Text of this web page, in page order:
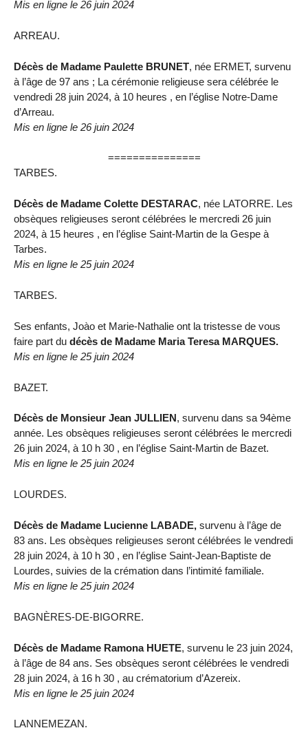
Mis en ligne le 26 juin 2024
ARREAU.
Décès de Madame Paulette BRUNET, née ERMET, survenu
à l’âge de 97 ans ; La cérémonie religieuse sera célébrée le
vendredi 28 juin 2024, à 10 heures , en l’église Notre-Dame
d’Arreau.
Mis en ligne le 26 juin 2024
===============
TARBES.
Décès de Madame Colette DESTARAC, née LATORRE. Les
obsèques religieuses seront célébrées le mercredi 26 juin
2024, à 15 heures , en l’église Saint-Martin de la Gespe à
Tarbes.
Mis en ligne le 25 juin 2024
TARBES.
Ses enfants, Joào et Marie-Nathalie ont la tristesse de vous
faire part du décès de Madame Maria Teresa MARQUES.
Mis en ligne le 25 juin 2024
BAZET.
Décès de Monsieur Jean JULLIEN, survenu dans sa 94ème
année. Les obsèques religieuses seront célébrées le mercredi
26 juin 2024, à 10 h 30 , en l’église Saint-Martin de Bazet.
Mis en ligne le 25 juin 2024
LOURDES.
Décès de Madame Lucienne LABADE, survenu à l’âge de
83 ans. Les obsèques religieuses seront célébrées le vendredi
28 juin 2024, à 10 h 30 , en l’église Saint-Jean-Baptiste de
Lourdes, suivies de la crémation dans l’intimité familiale.
Mis en ligne le 25 juin 2024
BAGNÈRES-DE-BIGORRE.
Décès de Madame Ramona HUETE, survenu le 23 juin 2024,
à l’âge de 84 ans. Ses obsèques seront célébrées le vendredi
28 juin 2024, à 16 h 30 , au crématorium d’Azereix.
Mis en ligne le 25 juin 2024
LANNEMEZAN.